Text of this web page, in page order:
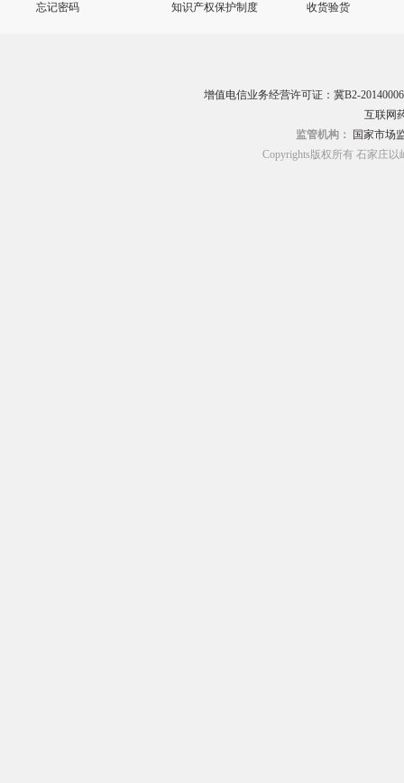
忘记密码
知识产权保护制度
收货验货
增值电信业务经营许可证：冀B2-20140006
互联网
监管机构：
国家市场
Copyrights版权所有 石家庄